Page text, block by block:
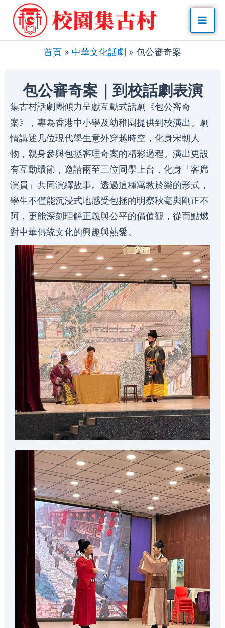
Skip
content
首頁 » 中華文化話劇 » 包公審奇案
包公審奇案｜到校話劇表演
集古村話劇團傾力呈獻互動式話劇《包公審奇
案》，專為香港中小學及幼稚園提供到校演出。劇
情講述几位現代學生意外穿越時空，化身宋朝人
物，親身參與包拯審理奇案的精彩過程。演出更設
有互動環節，邀請兩至三位同學上台，化身「客席
演員」共同演繹故事。透過這種寓教於樂的形式，
學生不僅能沉浸式地感受包拯的明察秋毫與剛正不
阿，更能深刻理解正義與公平的價值觀，從而點燃
對中華傳統文化的興趣與熱愛。